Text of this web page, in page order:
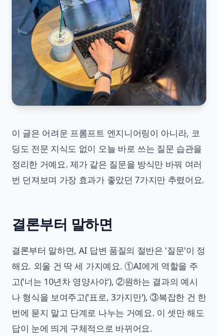
이 글은 어려운 프롬프트 엔지니어링이 아니라, 코
딩도 전문 지식도 없이 오늘 바로 쓰는 질문 습관을
정리한 거예요. 제가 같은 질문을 방식만 바꿔 여러
번 던져보며 가장 효과가 좋았던 7가지만 추렸어요.
결론부터 말하면
결론부터 말하면, AI 답변 품질의 절반은 '질문'이 정
해요. 외울 건 딱 세 가지예요. ①AI에게 역할을 주
고('너는 10년차 영양사야'), ②원하는 결과의 예시
나 형식을 보여주고('표로, 3가지만'), ③복잡한 건 한
번에 묻지 말고 단계로 나누는 거예요. 이 셋만 해도
답이 눈에 띄게 구체적으로 바뀌어요.